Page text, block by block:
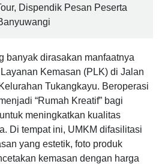
Dispendik Pesan Peserta
banyak dirasakan manfaatnya
Kemasan (PLK) di Jalan
Tukangkayu. Beroperasi
“Rumah Kreatif” bagi
meningkatkan kualitas
Di tempat ini, UMKM difasilitasi
yang estetik, foto produk
kemasan dengan harga